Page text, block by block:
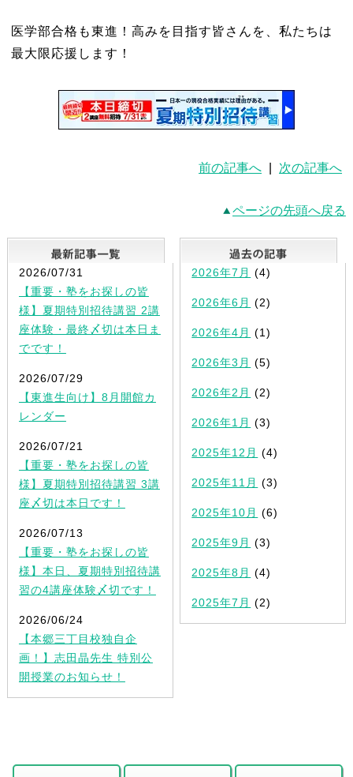
医学部合格も東進！高みを目指す皆さんを、私たちは
最大限応援します！
前の記事へ 次の記事へ
ページの先頭へ戻る
最新記事一覧
2026/07/31
【重要・塾をお探しの皆
様】夏期特別招待講習 2講
座体験・最終〆切は本日ま
でです！
2026/07/29
【東進生向け】8月開館カ
レンダー
2026/07/21
【重要・塾をお探しの皆
様】夏期特別招待講習 3講
座〆切は本日です！
2026/07/13
【重要・塾をお探しの皆
様】本日、夏期特別招待講
習の4講座体験〆切です！
2026/06/24
【本郷三丁目校独自企
画！】志田晶先生 特別公
開授業のお知らせ！
2026年7月 (4)
2026年6月 (2)
2026年4月 (1)
2026年3月 (5)
2026年2月 (2)
2026年1月 (3)
2025年12月 (4)
2025年11月 (3)
2025年10月 (6)
2025年9月 (3)
2025年8月 (4)
2025年7月 (2)